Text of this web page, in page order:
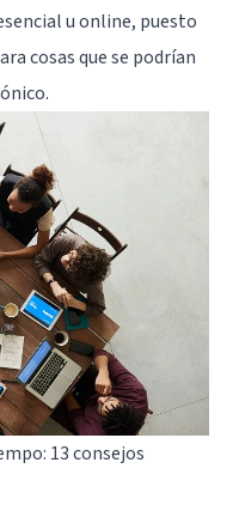
u online, puesto
cosas que se podrían
13 consejos